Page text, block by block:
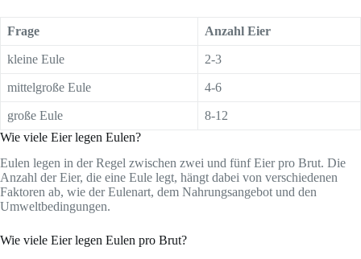
Frage Anzahl Eier
kleine Eule 2-3
mittelgroße Eule 4-6
große Eule
8-12
Wie viele Eier legen Eulen?
Eulen legen in der Regel zwischen zwei und fünf Eier pro Brut. Die
Anzahl der Eier, die eine Eule legt, hängt dabei von verschiedenen
Faktoren ab, wie der Eulenart, dem Nahrungsangebot und den
Umweltbedingungen.
Wie viele Eier legen Eulen pro Brut?